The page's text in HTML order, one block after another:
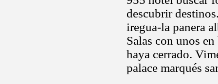
descubrir
iregua-la panera
Salas con unos
haya cerrado.
palace marqués